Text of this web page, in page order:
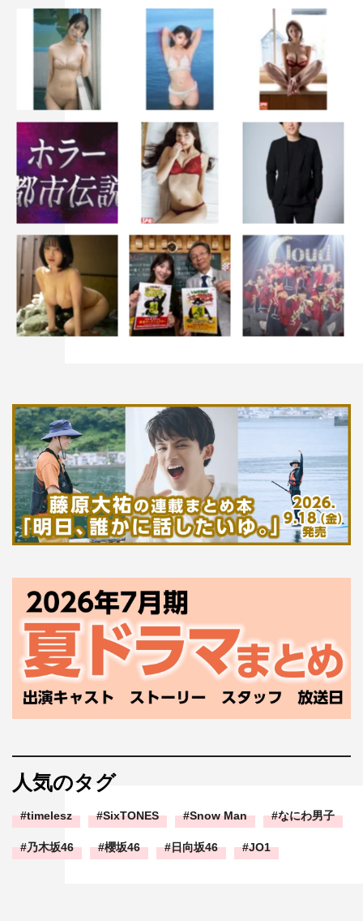
人気のタグ
timelesz SixTONES Snow Man なにわ男子
乃木坂46 櫻坂46 日向坂46 JO1